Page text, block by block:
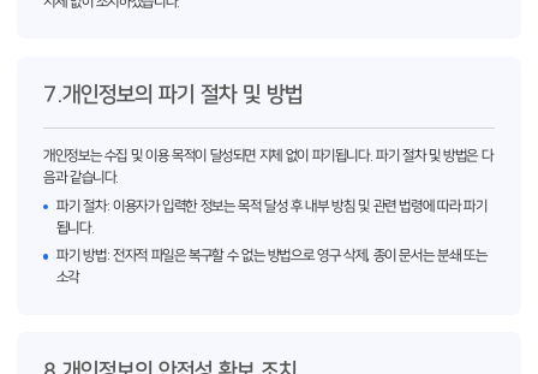
7.개인정보의 파기 절차 및 방법
개인정보는 수집 및 이용 목적이 달성되면 지체 없이 파기됩니다. 파기 절차 및 방법은 다
음과 같습니다.
파기 절차: 이용자가 입력한 정보는 목적 달성 후 내부 방침 및 관련 법령에 따라 파기
됩니다.
파기 방법: 전자적 파일은 복구할 수 없는 방법으로 영구 삭제, 종이 문서는 분쇄 또는
소각